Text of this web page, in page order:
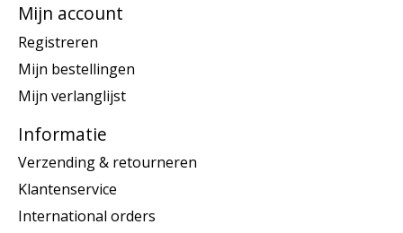
Mijn account
Registreren
Mijn bestellingen
Mijn verlanglijst
Informatie
Verzending & retourneren
Klantenservice
International orders